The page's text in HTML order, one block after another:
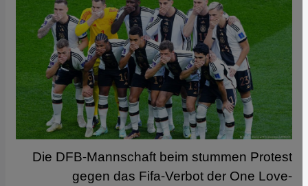
Die DFB-Mannschaft beim stummen Protest
gegen das Fifa-Verbot der One Love-